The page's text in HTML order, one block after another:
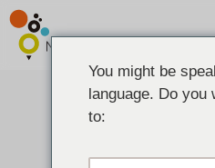
ムーンストー
You might be
language. Do you
to: